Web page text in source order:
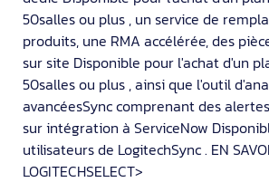
50salles ou plus , un service de
produits, une RMA accélérée, des
sur site Disponible pour l'achat d'un
50salles ou plus , ainsi que l'outil
avancéesSync comprenant des
sur intégration à ServiceNow
utilisateurs de LogitechSync . EN
LOGITECHSELECT>